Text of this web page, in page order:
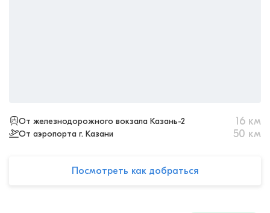
От железнодорожного вокзала Казань-2 16 км
От аэропорта г. Казани 50 км
Посмотреть как добраться